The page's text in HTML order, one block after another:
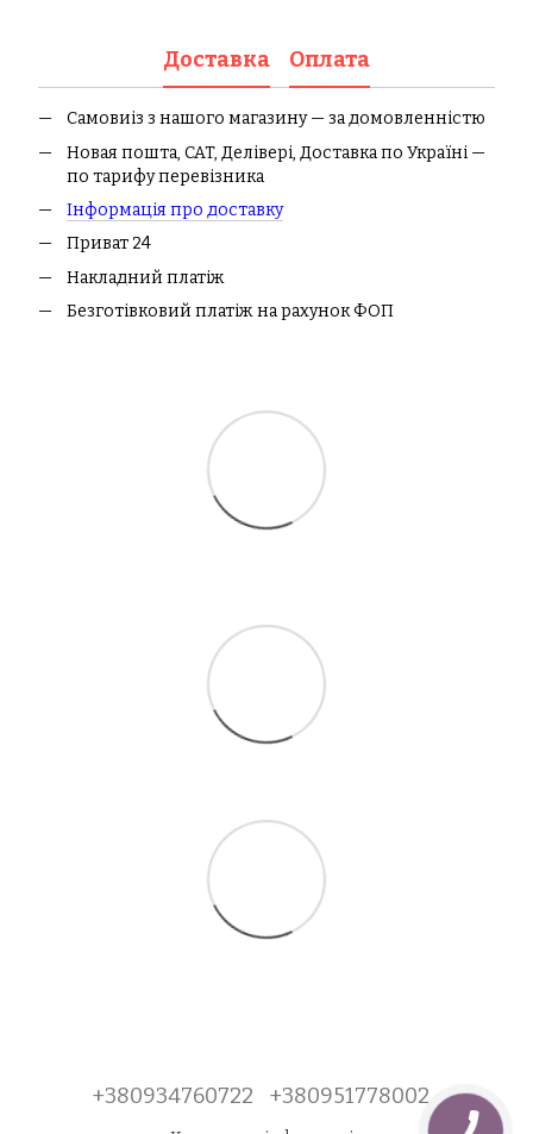
Доставка Оплата
Самовиіз з нашого магазину — за домовленністю
Новая пошта, CAT, Делівері, Доставка по Україні —
по тарифу перевізника
Інформація про доставку
Приват 24
Накладний платіж
Безготівковий платіж на рахунок ФОП
+380934760722 +380951778002